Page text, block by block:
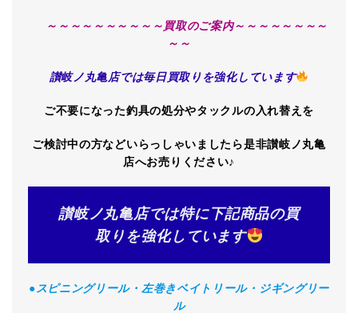
～～～～～ ～～～～～買取のご案内～～～～～ ～～～
～～
讃岐ノ丸亀店では毎日買取りを強化しています
ご不要になった釣具の処分やタックルの入れ替えを
ご検討中の方などいらっしゃいましたら是非讃岐ノ丸亀
店へお売りください♪
讃岐ノ丸亀店では特に下記商品の買
取りを強化しています
●スピニングリール・左巻きベイトリール・ジギングリー
ル